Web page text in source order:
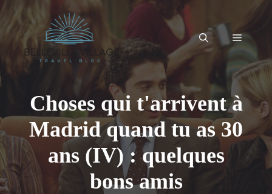
contenu
Menu
Choses qui t'arrivent à
Madrid quand tu as 30
ans (IV) : quelques
bons amis